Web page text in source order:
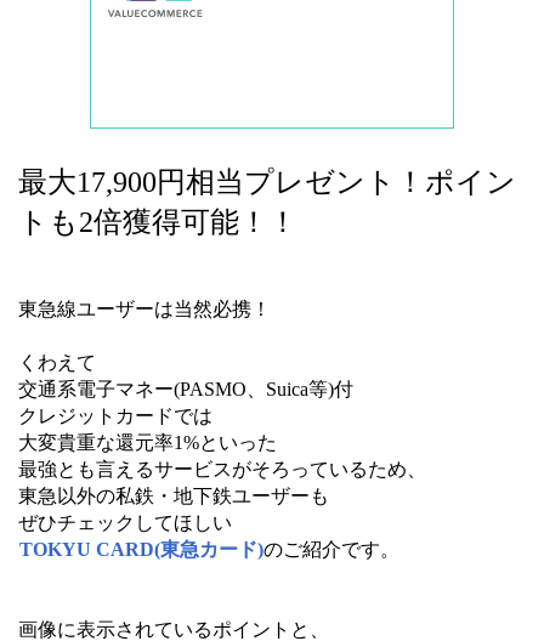
最大17,900円相当プレゼント！ポイン
トも2倍獲得可能！！
東急線ユーザーは当然必携！
くわえて
交通系電子マネー(PASMO、Suica等)付
クレジットカードでは
大変貴重な還元率1%といった
最強とも言えるサービスがそろっているため、
東急以外の私鉄・地下鉄ユーザーも
ぜひチェックしてほしい
TOKYU CARD(東急カード)のご紹介です。
画像に表示されているポイントと、